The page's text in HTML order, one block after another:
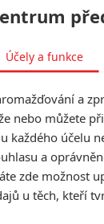
Účely a funkce
a
nebo můžete
každého účelu
a
zde možnost
u těch, kteří